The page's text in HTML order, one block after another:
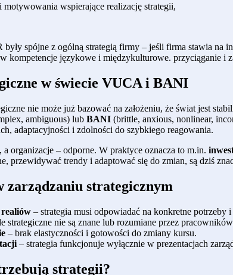
motywowania wspierające realizację strategii,
były spójne z ogólną strategią firmy – jeśli firma stawia
kompetencje językowe i międzykulturowe. przyciąganie i
w świecie VUCA i BANI
nie może już bazować na założeniu, że świat jest
ambiguous) lub BANI (brittle, anxious, nonlinear,
adaptacyjności i zdolności do szybkiego reagowania.
a organizacje – odporne. W praktyce oznacza to m.in.
przewidywać trendy i adaptować się do zmian, są dziś
zarządzaniu strategicznym
– strategia musi odpowiadać na konkretne potrzeby
strategiczne nie są znane lub rozumiane przez
– brak elastyczności i gotowości do zmiany kursu.
– strategia funkcjonuje wyłącznie w prezentacjach
strategii?